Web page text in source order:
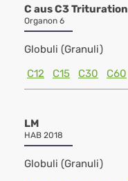
C aus C3 Trituration
Organon 6
Globuli (Granuli)
C12
C15 C30 C60
LM
HAB 2018
Globuli (Granuli)